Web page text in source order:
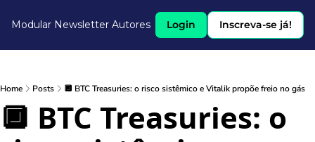
Modular Newsletter Autores Login Inscreva-se já!
Home Posts 🔲 BTC Treasuries: o risco sistêmico e Vitalik propõe freio no gás
🔲 BTC Treasuries: o